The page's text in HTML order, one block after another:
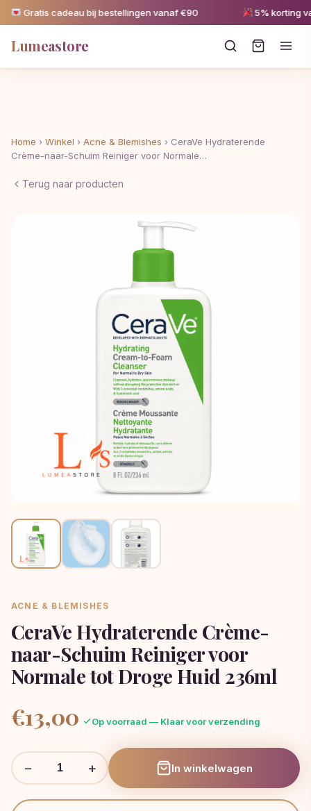
Gratis cadeau bij bestellingen vanaf €90 5% korting
Lumeastore
Home › Winkel › Acne & Blemishes › CeraVe Hydraterende
Crème-naar-Schuim Reiniger voor Normale…
Terug naar producten
ACNE & BLEMISHES
CeraVe Hydraterende Crème-
naar-Schuim Reiniger voor
Normale tot Droge Huid 236ml
€13,00 Op voorraad — Klaar voor verzending
− + In winkelwagen